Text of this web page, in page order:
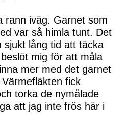
rann iväg. Garnet som
var så himla tunt. Det
sjukt lång tid att täcka
mig för att måla
mer med det garnet
fick
torka de nymålade
att jag inte frös här i